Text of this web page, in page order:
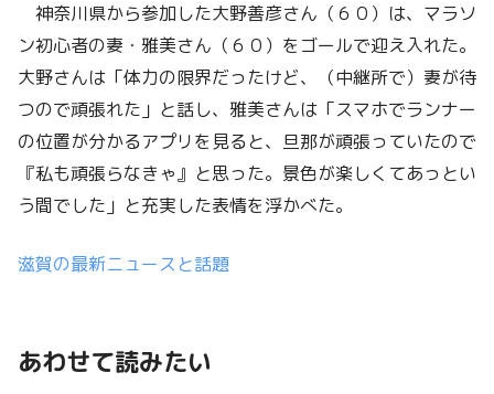
神奈川県から参加した大野善彦さん（６０）は、マラソ
ン初心者の妻・雅美さん（６０）をゴールで迎え入れた。
大野さんは「体力の限界だったけど、（中継所で）妻が待
つので頑張れた」と話し、雅美さんは「スマホでランナー
の位置が分かるアプリを見ると、旦那が頑張っていたので
『私も頑張らなきゃ』と思った。景色が楽しくてあっとい
う間でした」と充実した表情を浮かべた。
滋賀の最新ニュースと話題
あわせて読みたい